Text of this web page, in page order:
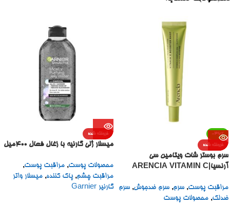
-36%
فروخته شده
سرم بوستر شات ویتامین سی
آرنسیا|ARENCIA VITAMIN C
مراقبت پوست, سرم, سرم ضدجوش, سرم
ضدلک, محصولات پوست
فروخته شده
میسلار ژلی گارنیه با زغال فعال 400میل
محصولات پوست, مراقبت پوست,
مراقبت چشم, پاک کننده, میسلار واتر
گارنیر Garnier